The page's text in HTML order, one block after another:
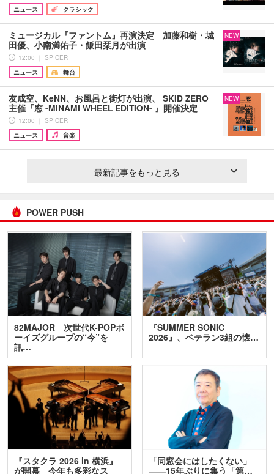
ニュース
クラシック
ミュージカル『ファントム』再演決定 加藤和樹・城
田優、小南満佑子・飯田栞月が出演
12:00 ｜ SPICER
ニュース
舞台
NEW
友成空、KeNN、お風呂と街灯が出演、 SKID ZERO
主催『窓 -MINAMI WHEEL EDITION- 』開催決定
12:00 ｜ SPICER
ニュース
音楽
NEW
最新記事をもっと見る
POWER PUSH
82MAJOR 次世代K-POPボ
ーイズグループの“今”を
訊…
『SUMMER SONIC
2026』、ベテラン3組の懐…
『スタクラ 2026 in 横浜』
が開幕 今年も多彩なス
「同窓会にはしたくない」
――15年ぶりに集う「第…